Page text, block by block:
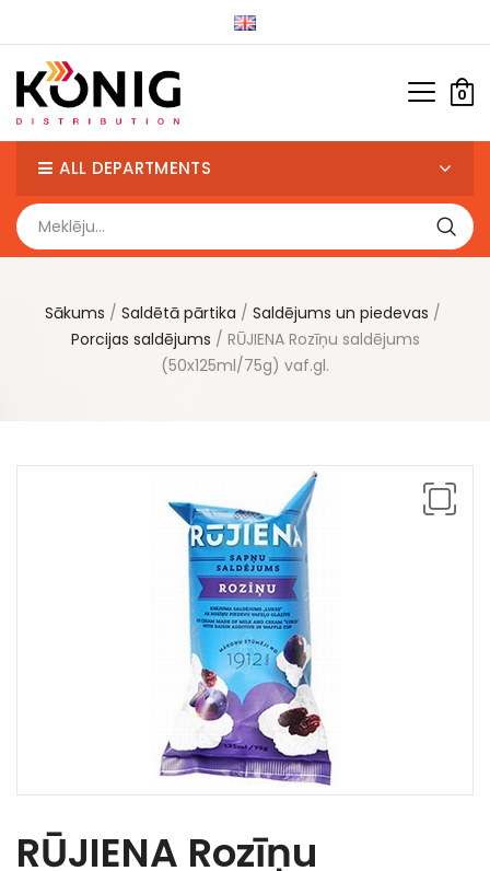
0
ALL DEPARTMENTS
Sākums Saldētā pārtika
Saldējums un piedevas
Porcijas saldējums
RŪJIENA Rozīņu saldējums
(50x125ml/75g) vaf.gl.
RŪJIENA Rozīņu